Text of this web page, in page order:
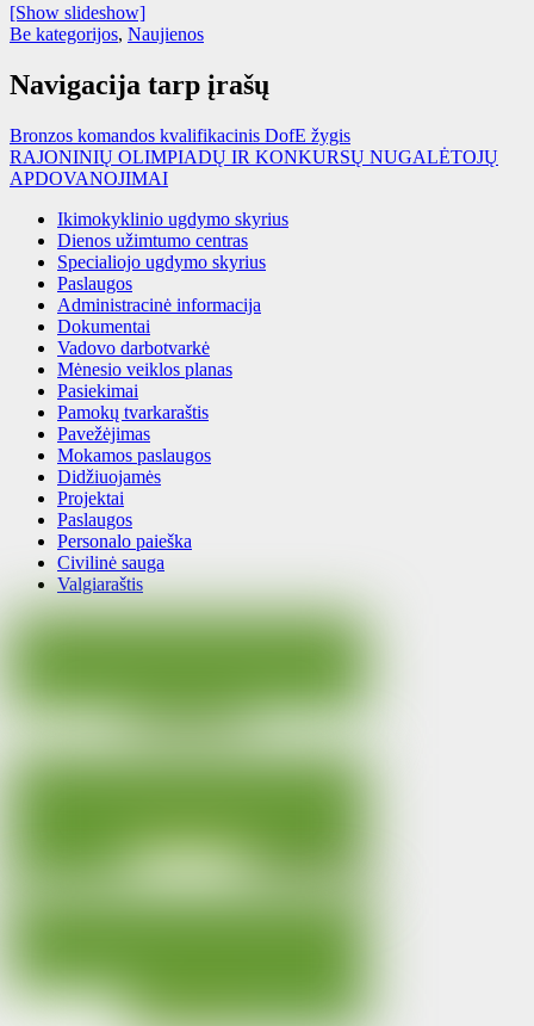
[Show slideshow]
Be kategorijos, Naujienos
Navigacija tarp įrašų
Bronzos komandos kvalifikacinis DofE žygis
RAJONINIŲ OLIMPIADŲ IR KONKURSŲ NUGALĖTOJŲ
APDOVANOJIMAI
Ikimokyklinio ugdymo skyrius
Dienos užimtumo centras
Specialiojo ugdymo skyrius
Paslaugos
Administracinė informacija
Dokumentai
Vadovo darbotvarkė
Mėnesio veiklos planas
Pasiekimai
Pamokų tvarkaraštis
Pavežėjimas
Mokamos paslaugos
Didžiuojamės
Projektai
Paslaugos
Personalo paieška
Civilinė sauga
Valgiaraštis